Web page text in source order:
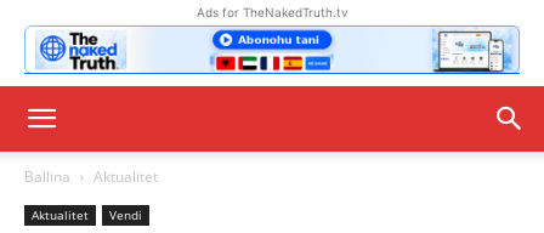
Ads for TheNakedTruth.tv
Ballina Aktualitet
Aktualitet Vendi